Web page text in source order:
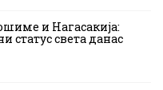
и Нагасакија:
статус света данас